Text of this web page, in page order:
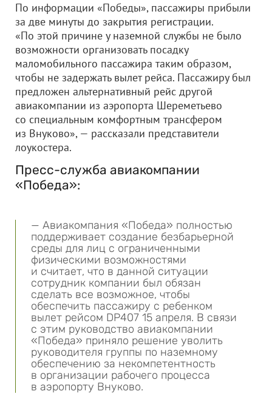
По информации «Победы», пассажиры прибыли
за две минуты до закрытия регистрации.
«По этой причине у наземной службы не было
возможности организовать посадку
маломобильного пассажира таким образом,
чтобы не задержать вылет рейса. Пассажиру был
предложен альтернативный рейс другой
авиакомпании из аэропорта Шереметьево
со специальным комфортным трансфером
из Внуково», — рассказали представители
лоукостера.
Пресс-служба авиакомпании
«Победа»:
— Авиакомпания «Победа» полностью
поддерживает создание безбарьерной
среды для лиц с ограниченными
физическими возможностями
и считает, что в данной ситуации
сотрудник компании был обязан
сделать все возможное, чтобы
обеспечить пассажиру с ребенком
вылет рейсом DP407 15 апреля. В связи
с этим руководство авиакомпании
«Победа» приняло решение уволить
руководителя группы по наземному
обеспечению за некомпетентность
в организации рабочего процесса
в аэропорту Внуково.